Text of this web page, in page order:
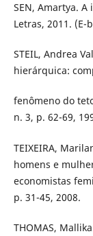
SEN, Amartya.
Letras, 2011. (E-
STEIL, Andrea
hierárquica:
fenômeno do
n. 3, p. 62-69,
TEIXEIRA,
homens e
economistas
p. 31-45, 2008.
THOMAS,